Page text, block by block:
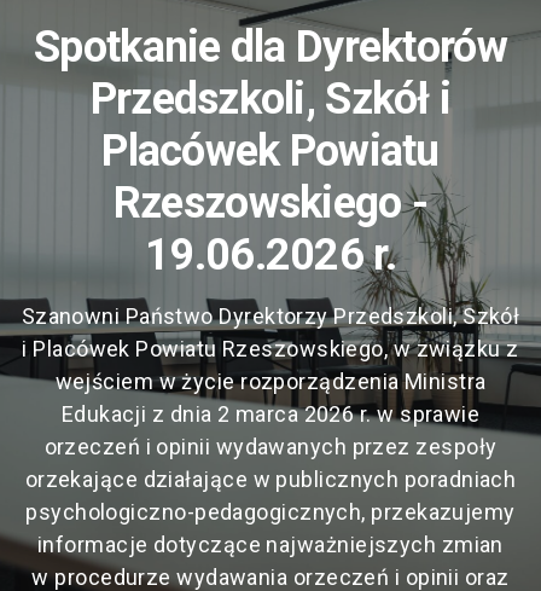
Spotkanie dla Dyrektorów
Przedszkoli, Szkół i
Placówek Powiatu
Rzeszowskiego -
19.06.2026 r.
Szanowni Państwo Dyrektorzy Przedszkoli, Szkół
i Placówek Powiatu Rzeszowskiego, w związku z
wejściem w życie rozporządzenia Ministra
Edukacji z dnia 2 marca 2026 r. w sprawie
orzeczeń i opinii wydawanych przez zespoły
orzekające działające w publicznych poradniach
psychologiczno-pedagogicznych, przekazujemy
informacje dotyczące najważniejszych zmian
w procedurze wydawania orzeczeń i opinii oraz